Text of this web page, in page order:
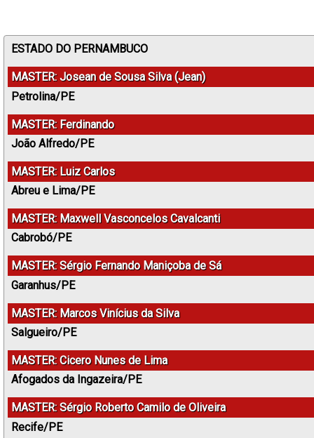
ESTADO DO PERNAMBUCO
MASTER: Josean de Sousa Silva (Jean)
Petrolina/PE
MASTER: Ferdinando
João Alfredo/PE
MASTER: Luiz Carlos
Abreu e Lima/PE
MASTER: Maxwell Vasconcelos Cavalcanti
Cabrobó/PE
MASTER: Sérgio Fernando Maniçoba de Sá
Garanhus/PE
MASTER: Marcos Vinícius da Silva
Salgueiro/PE
MASTER: Cicero Nunes de Lima
Afogados da Ingazeira/PE
MASTER: Sérgio Roberto Camilo de Oliveira
Recife/PE